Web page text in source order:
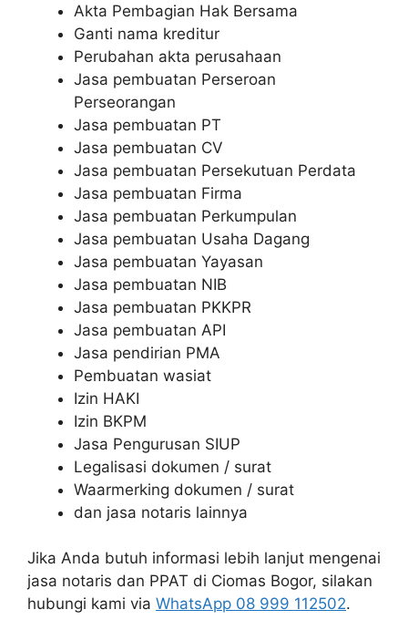
Akta Pembagian Hak Bersama
Ganti nama kreditur
Perubahan akta perusahaan
Jasa pembuatan Perseroan
Perseorangan
Jasa pembuatan PT
Jasa pembuatan CV
Jasa pembuatan Persekutuan Perdata
Jasa pembuatan Firma
Jasa pembuatan Perkumpulan
Jasa pembuatan Usaha Dagang
Jasa pembuatan Yayasan
Jasa pembuatan NIB
Jasa pembuatan PKKPR
Jasa pembuatan API
Jasa pendirian PMA
Pembuatan wasiat
Izin HAKI
Izin BKPM
Jasa Pengurusan SIUP
Legalisasi dokumen / surat
Waarmerking dokumen / surat
dan jasa notaris lainnya
Jika Anda butuh informasi lebih lanjut mengenai
jasa notaris dan PPAT di Ciomas Bogor, silakan
hubungi kami via WhatsApp 08 999 112502.